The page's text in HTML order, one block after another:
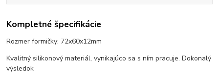
Kompletné špecifikácie
Rozmer formičky: 72x60x12mm
Kvalitný silikonový materiál, vynikajúco sa s ním pracuje. Dokonalý
výsledok